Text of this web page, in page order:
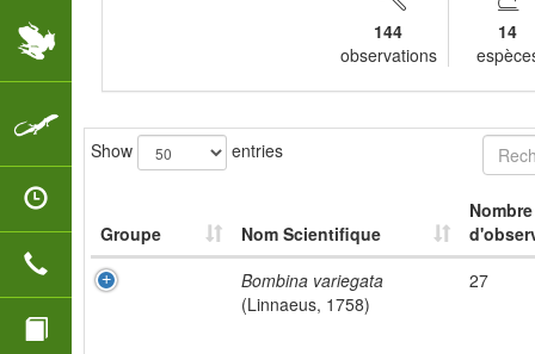
144
observations
14
Show entries
Groupe Nom Scientifique
Nombre
Bombina variegata
(Linnaeus, 1758)
27